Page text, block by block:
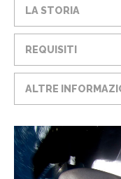
LA STORIA
REQUISITI
ALTRE